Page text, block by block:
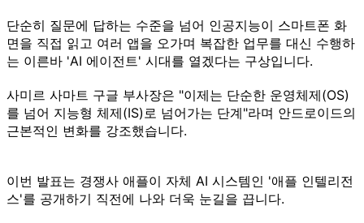
단순히 질문에 답하는 수준을 넘어 인공지능이 스마트폰 화
면을 직접 읽고 여러 앱을 오가며 복잡한 업무를 대신 수행하
는 이른바 'AI 에이전트' 시대를 열겠다는 구상입니다.
사미르 사마트 구글 부사장은 "이제는 단순한 운영체제(OS)
를 넘어 지능형 체제(IS)로 넘어가는 단계"라며 안드로이드의
근본적인 변화를 강조했습니다.
이번 발표는 경쟁사 애플이 자체 AI 시스템인 '애플 인텔리전
스'를 공개하기 직전에 나와 더욱 눈길을 끕니다.